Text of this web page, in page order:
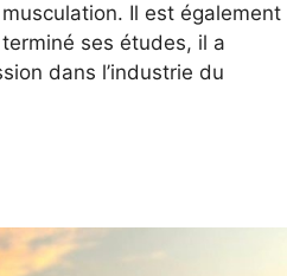
Il est également
ses études, il a
dans l’industrie du